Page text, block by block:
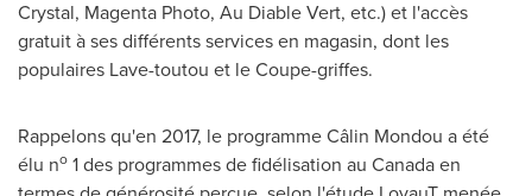
Crystal, Magenta Photo, Au Diable Vert, etc.) et l'accès
gratuit à ses différents services en magasin, dont les
populaires Lave-toutou et le Coupe-griffes.
Rappelons qu'en 2017, le programme Câlin Mondou a été
élu no 1 des programmes de fidélisation au Canadaen